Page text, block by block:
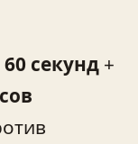
60 секунд +